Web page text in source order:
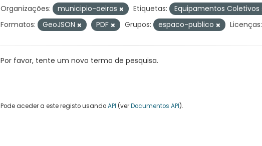
Organizações: municipio-oeiras Etiquetas:
Equipamentos Coletivos
Formatos:
GeoJSON PDF Grupos: espaco-publico Licenças:
Por favor, tente um novo termo de pesquisa.
Pode aceder a este registo usandoAPI (verDocumentos API).